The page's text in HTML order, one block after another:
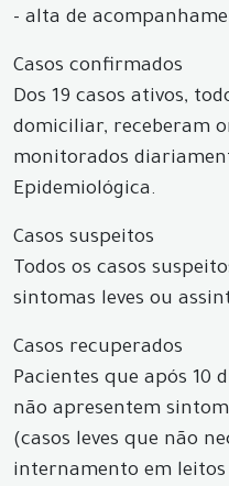
- alta de
Casos confirmados
Dos 19 casos ativos,
domiciliar, receberam
monitorados
Epidemiológica.
Casos suspeitos
Todos os casos
sintomas leves ou
Casos recuperados
Pacientes que após 10
não apresentem
(casos leves que não
internamento em leitos